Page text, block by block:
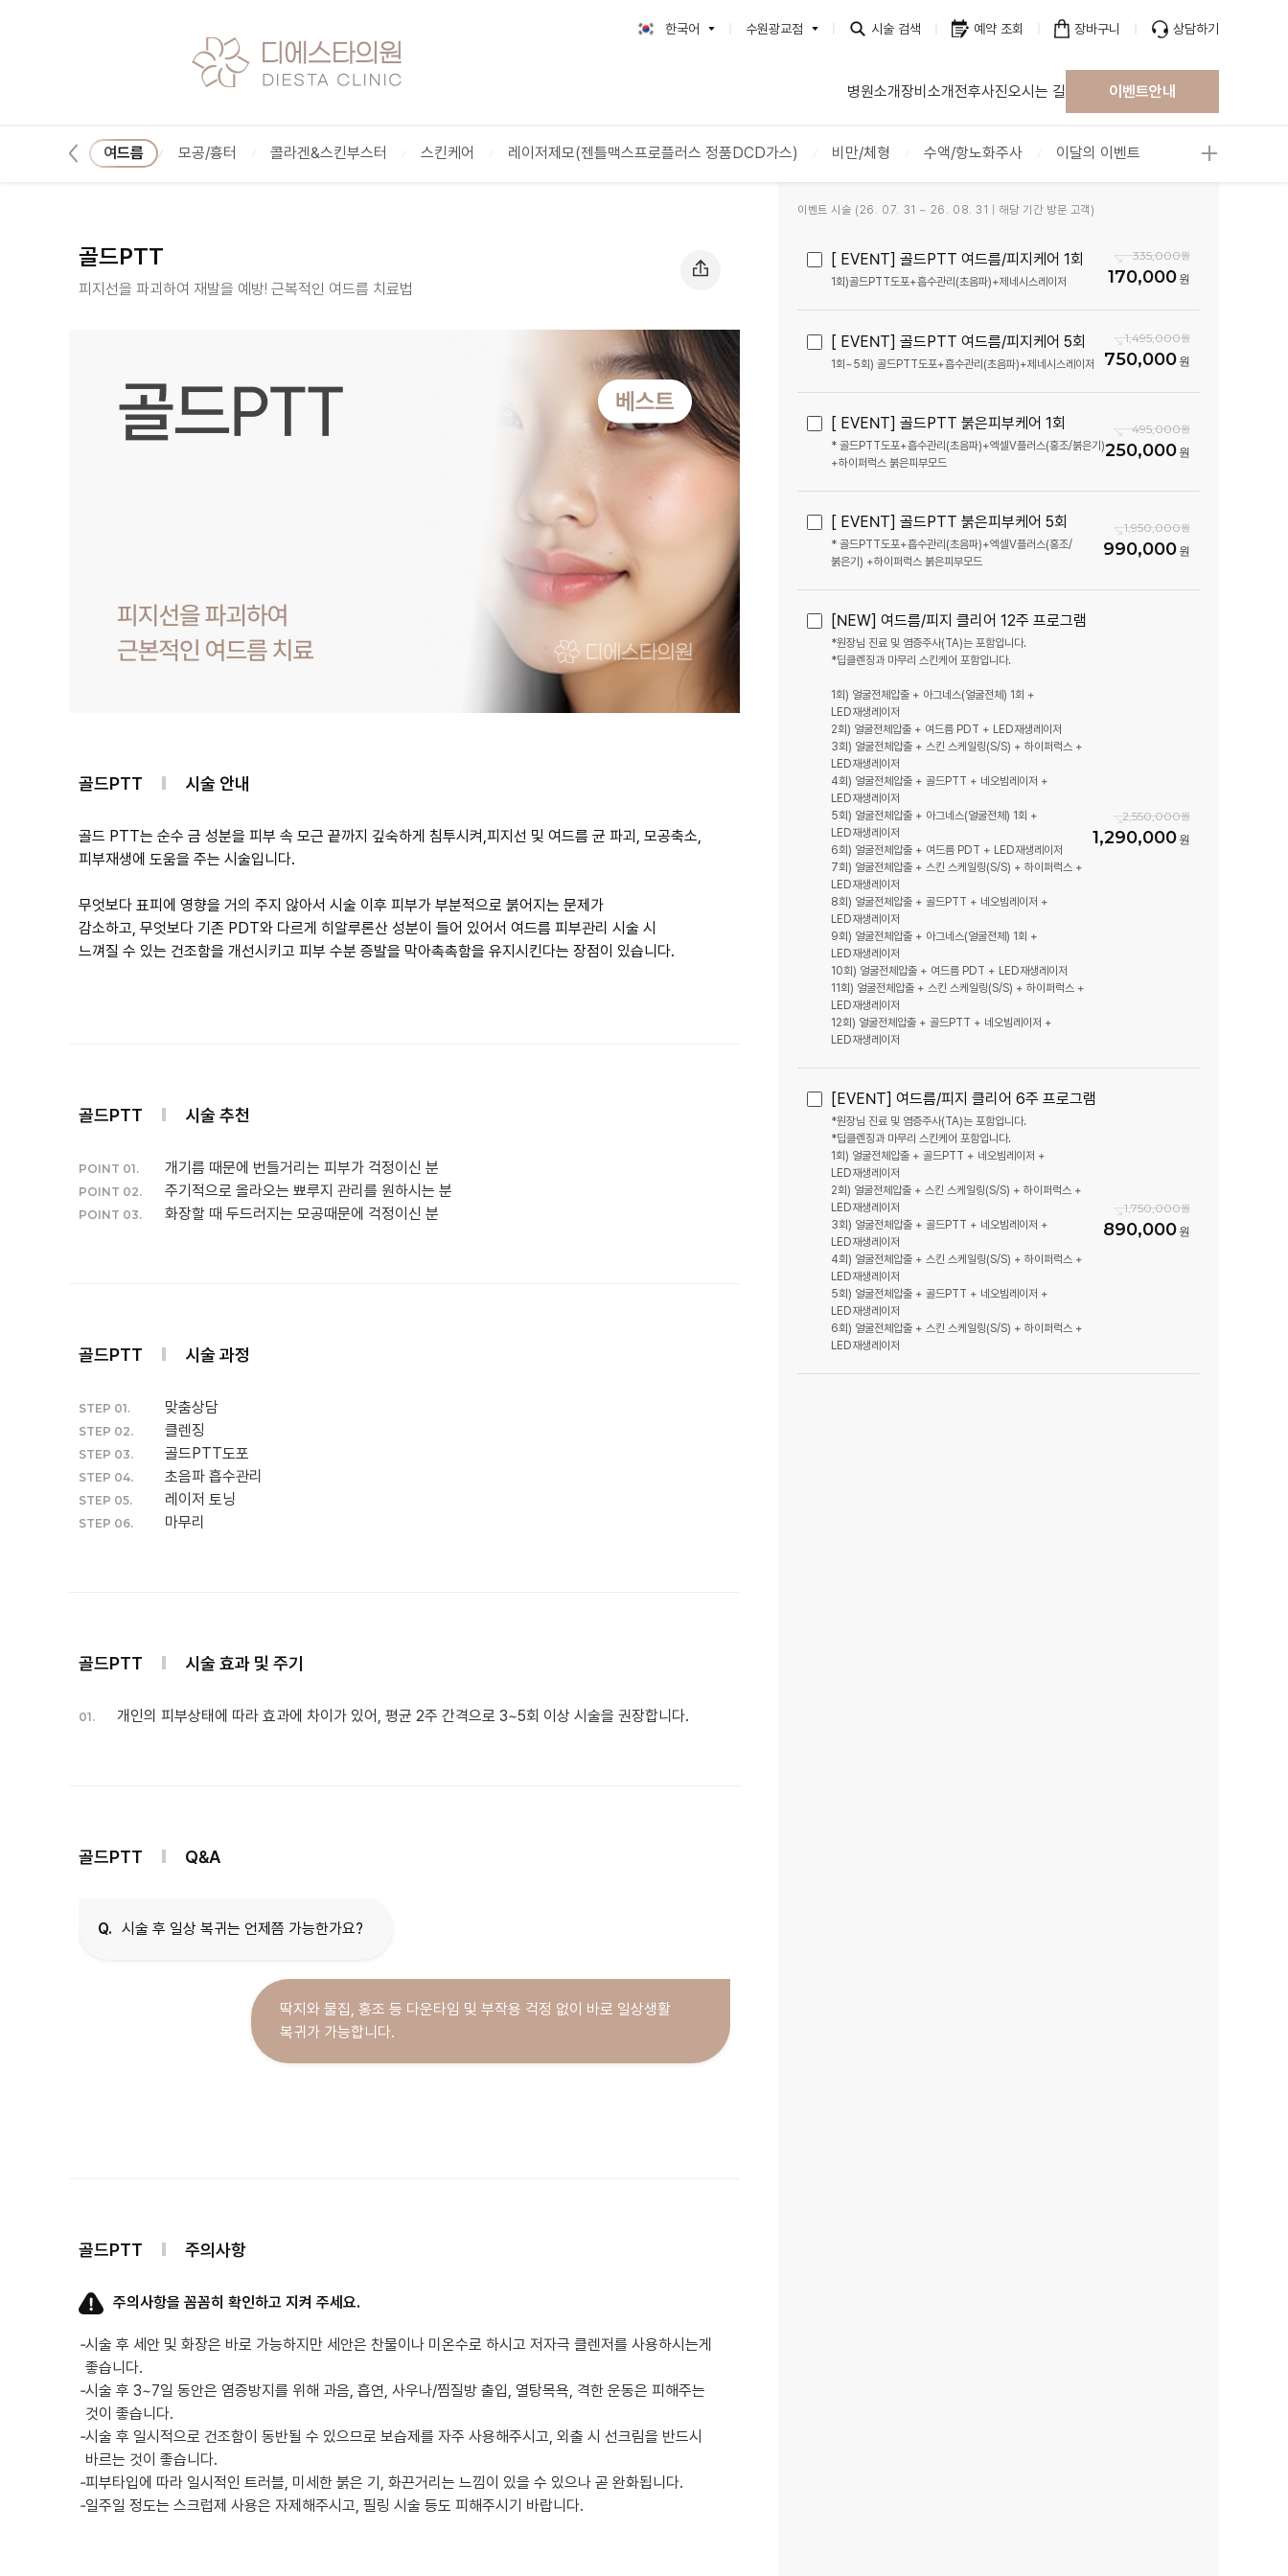
한국어
简体字
수원광교점 시술 검색 예약 조회 장바구니 상담하기
병원소개장비소개전후사진오시는 길 이벤트안내
문신제거 여드름 모공/흉터 콜라겐&스킨부스터 스킨케어 레이저제모(젠틀맥스프로플러스 정품DCD가스) 비만/체형 수액/항노화주사 이달의 이벤트
골드PTT
피지선을 파괴하여 재발을 예방! 근복적인 여드름 치료법
골드PTT 시술 안내
골드 PTT는 순수 금 성분을 피부 속 모근 끝까지 깊숙하게 침투시켜,피지선 및 여드름 균 파괴, 모공축소,
피부재생에 도움을 주는 시술입니다.
무엇보다 표피에 영향을 거의 주지 않아서 시술 이후 피부가 부분적으로 붉어지는 문제가
감소하고, 무엇보다 기존 PDT와 다르게 히알루론산 성분이 들어 있어서 여드름 피부관리 시술 시
느껴질 수 있는 건조함을 개선시키고 피부 수분 증발을 막아촉촉함을 유지시킨다는 장점이 있습니다.
골드PTT 시술 추천
POINT 01. 개기름 때문에 번들거리는 피부가 걱정이신 분
POINT 02. 주기적으로 올라오는 뾰루지 관리를 원하시는 분
POINT 03. 화장할 때 두드러지는 모공때문에 걱정이신 분
골드PTT 시술 과정
STEP 01. 맞춤상담
STEP 02. 클렌징
STEP 03. 골드PTT도포
STEP 04. 초음파 흡수관리
STEP 05. 레이저 토닝
STEP 06. 마무리
골드PTT 시술 효과 및 주기
01. 개인의 피부상태에 따라 효과에 차이가 있어, 평균 2주 간격으로 3~5회 이상 시술을 권장합니다.
골드PTT Q&A
Q. 시술 후 일상 복귀는 언제쯤 가능한가요?
딱지와 물집, 홍조 등 다운타임 및 부작용 걱정 없이 바로 일상생활
복귀가 가능합니다.
골드PTT 주의사항
주의사항을 꼼꼼히 확인하고 지켜 주세요.
-시술 후 세안 및 화장은 바로 가능하지만 세안은 찬물이나 미온수로 하시고 저자극 클렌저를 사용하시는게
좋습니다.
-시술 후 3~7일 동안은 염증방지를 위해 과음, 흡연, 사우나/찜질방 출입, 열탕목욕, 격한 운동은 피해주는
것이 좋습니다.
-시술 후 일시적으로 건조함이 동반될 수 있으므로 보습제를 자주 사용해주시고, 외출 시 선크림을 반드시
바르는 것이 좋습니다.
-피부타입에 따라 일시적인 트러블, 미세한 붉은 기, 화끈거리는 느낌이 있을 수 있으나 곧 완화됩니다.
-일주일 정도는 스크럽제 사용은 자제해주시고, 필링 시술 등도 피해주시기 바랍니다.
이벤트 시술 (26. 07. 31 ~ 26. 08. 31 | 해당 기간 방문 고객)
[ EVENT] 골드PTT 여드름/피지케어 1회
1회)골드PTT도포+흡수관리(초음파)+제네시스레이저
335,000
170,000
[ EVENT] 골드PTT 여드름/피지케어 5회
1회~5회) 골드PTT도포+흡수관리(초음파)+제네시스레이저
1,495,000
750,000
[ EVENT] 골드PTT 붉은피부케어 1회
* 골드PTT도포+흡수관리(초음파)+엑셀V플러스(홍조/붉은기)
495,000
250,000
[ EVENT] 골드PTT 붉은피부케어 5회
* 골드PTT도포+흡수관리(초음파)+엑셀V플러스(홍조/
붉은기) +하이퍼럭스 붉은피부모드
1,950,000
990,000
[NEW] 여드름/피지 클리어 12주 프로그램
*원장님 진료 및 염증주사(TA)는 포함입니다.
*딥클렌징과 마무리 스킨케어 포함입니다.
1회) 얼굴전체압출 + 아그네스(얼굴전체) 1회 +
LED재생레이저
2회) 얼굴전체압출 + 여드름 PDT + LED재생레이저
3회) 얼굴전체압출 + 스킨 스케일링(S/S) + 하이퍼럭스 +
LED재생레이저
4회) 얼굴전체압출 + 골드PTT + 네오빔레이저 +
LED재생레이저
5회) 얼굴전체압출 + 아그네스(얼굴전체) 1회 +
LED재생레이저
6회) 얼굴전체압출 + 여드름 PDT + LED재생레이저
7회) 얼굴전체압출 + 스킨 스케일링(S/S) + 하이퍼럭스 +
LED재생레이저
8회) 얼굴전체압출 + 골드PTT + 네오빔레이저 +
LED재생레이저
9회) 얼굴전체압출 + 아그네스(얼굴전체) 1회 +
LED재생레이저
10회) 얼굴전체압출 + 여드름 PDT + LED재생레이저
11회) 얼굴전체압출 + 스킨 스케일링(S/S) + 하이퍼럭스 +
LED재생레이저
12회) 얼굴전체압출 + 골드PTT + 네오빔레이저 +
2,550,000
1,290,000
[EVENT] 여드름/피지 클리어 6주 프로그램
*원장님 진료 및 염증주사(TA)는 포함입니다.
1회) 얼굴전체압출 + 골드PTT + 네오빔레이저 +
LED재생레이저
2회) 얼굴전체압출 + 스킨 스케일링(S/S) + 하이퍼럭스 +
LED재생레이저
3회) 얼굴전체압출 + 골드PTT + 네오빔레이저 +
LED재생레이저
4회) 얼굴전체압출 + 스킨 스케일링(S/S) + 하이퍼럭스 +
LED재생레이저
5회) 얼굴전체압출 + 골드PTT + 네오빔레이저 +
LED재생레이저
6회) 얼굴전체압출 + 스킨 스케일링(S/S) + 하이퍼럭스 +
1,750,000
890,000